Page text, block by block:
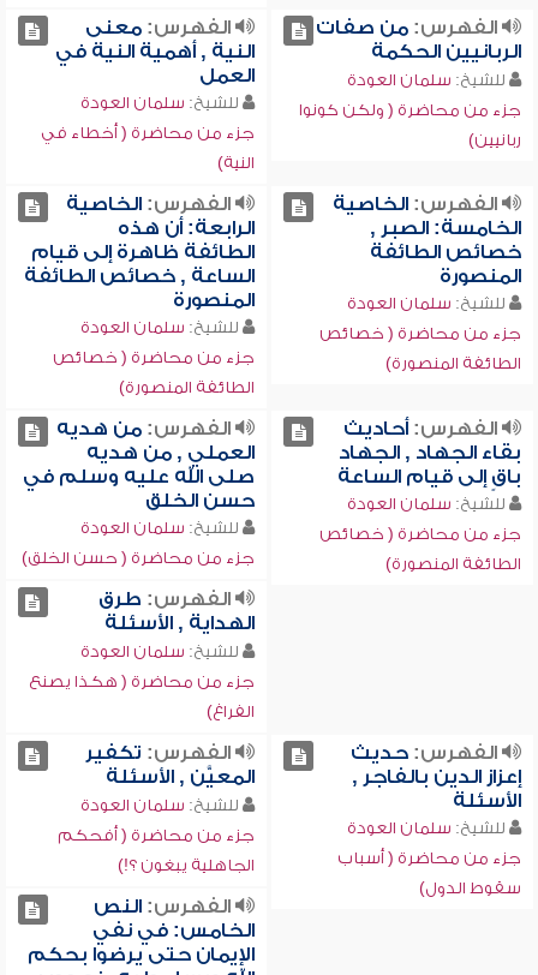
الفهرس:من صفات
الربانيين الحكمة
للشيخ: سلمان العودة
جزء من محاضرة ( ولكن كونوا
ربانيين)
الفهرس:معنى
النية , أهمية النية في
العمل
للشيخ: سلمان العودة
جزء من محاضرة ( أخطاء في
النية)
الفهرس:الخاصية
الخامسة: الصبر ,
خصائص الطائفة
المنصورة
للشيخ: سلمان العودة
جزء من محاضرة ( خصائص
الطائفة المنصورة)
الفهرس:الخاصية
الرابعة: أن هذه
الطائفة ظاهرة إلى قيام
الساعة , خصائص الطائفة
المنصورة
للشيخ: سلمان العودة
جزء من محاضرة ( خصائص
الطائفة المنصورة)
الفهرس:أحاديث
بقاء الجهاد , الجهاد
باقٍ إلى قيام الساعة
للشيخ: سلمان العودة
جزء من محاضرة ( خصائص
الطائفة المنصورة)
الفهرس:من هديه
العملي , من هديه
صلى الله عليه وسلم في
حسن الخلق
للشيخ: سلمان العودة
جزء من محاضرة ( حسن الخلق)
الفهرس: طرق
الهداية , الأسئلة
للشيخ: سلمان العودة
جزء من محاضرة ( هكذا يصنع
الفراغ)
الفهرس:حديث
إعزاز الدين بالفاجر ,
الأسئلة
للشيخ: سلمان العودة
جزء من محاضرة ( أسباب
سقوط الدول)
الفهرس: تكفير
المعيَّن , الأسئلة
للشيخ: سلمان العودة
جزء من محاضرة ( أفحكم
الجاهلية يبغون ؟!)
الفهرس:النص
الخامس: في نفي
الإيمان حتى يرضوا بحكم